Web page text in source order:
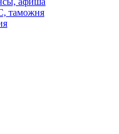
таможня